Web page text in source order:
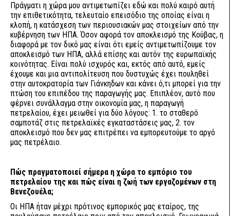
Πράγματι η χώρα μου αντιμετωπίζει εδώ και πολύ καιρό αυτή
την επιθετικότητα, τελευταίο επεισόδιο της οποίας είναι η
κλοπή, η κατάσχεση των περιουσιακών μας στοιχείων από την
κυβέρνηση των ΗΠΑ. Όσον αφορά τον αποκλεισμό της Κούβας, η
διαφορά με τον δικό μας είναι ότι εμείς αντιμετωπίζουμε τον
αποκλεισμό των ΗΠΑ, αλλά επίσης και αυτόν της ευρωπαϊκής
κοινότητας. Είναι πολύ ισχυρός και, εκτός από αυτό, εμείς
έχουμε και μια αντιπολίτευση που δυστυχώς έχει πουληθεί
στην αυτοκρατορία των Γιάνκηδων και κάνει ό,τι μπορεί για την
πτώση του επιπέδου της παραγωγής μας. Επιπλέον, αυτό που
φέρνει συνάλλαγμα στην οικονομία μας, η παραγωγή
πετρελαίου, έχει μειωθεί για δύο λόγους: 1. το σταθερό
σαμποτάζ στις πετρελαϊκές εγκαταστάσεις μας, 2. τον
αποκλεισμό που δεν μας επιτρέπει να εμπορευτούμε το αργό
μας πετρέλαιο.
Πώς πραγματοποιεί σήμερα η χώρα το εμπόριο του
πετρελαίου της και πώς είναι η ζωή των εργαζομένων στη
Βενεζουέλα;
Οι ΗΠΑ ήταν μέχρι πρότινος εμπορικός μας εταίρος, της